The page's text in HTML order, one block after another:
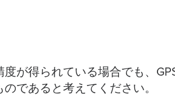
が得られている場合でも、
であると考えてください。